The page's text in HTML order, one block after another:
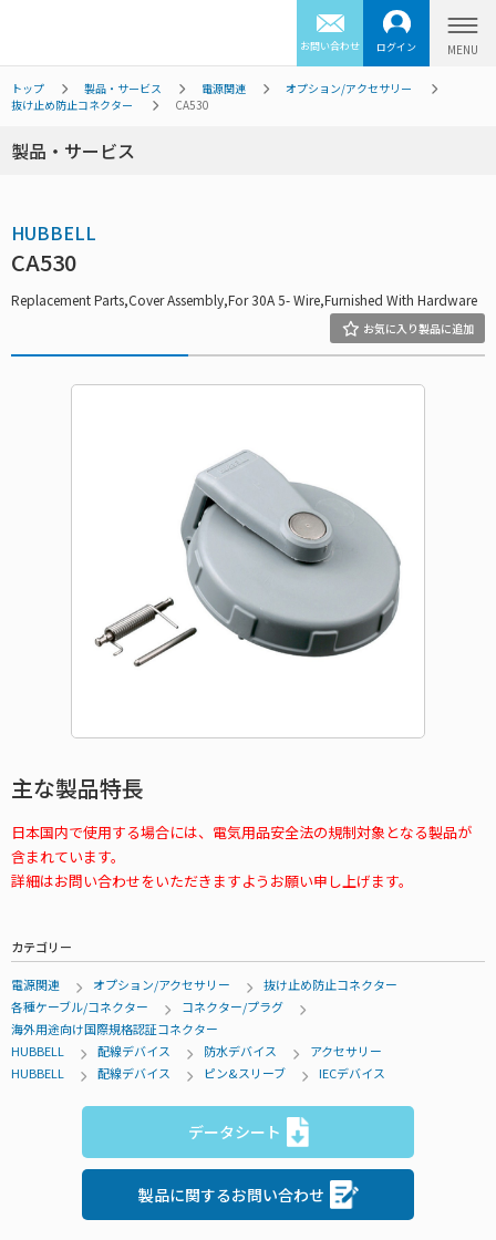
お問い合わせ ログイン
トップ 製品・サービス 電源関連
オプション/アクセサリー
抜け止め防止コネクター
CA530
製品・サービス
HUBBELL
CA530
Replacement Parts,Cover Assembly,For 30A 5- Wire,Furnished With Hardware
主な製品特長
日本国内で使用する場合には、電気用品安全法の規制対象となる製品が
含まれています。
詳細はお問い合わせをいただきますようお願い申し上げます。
カテゴリー
電源関連 オプション/アクセサリー
抜け止め防止コネクター
各種ケーブル/コネクター
コネクター/プラグ
海外用途向け国際規格認証コネクター
HUBBELL
配線デバイス 防水デバイス
アクセサリー
HUBBELL
配線デバイス ピン&スリーブ IECデバイス
データシート
製品に関するお問い合わせ